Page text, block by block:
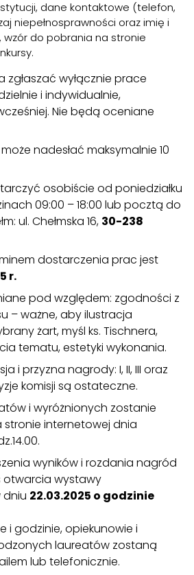
dane kontaktowe (telefon,
niepełnosprawności oraz imię i
wzór do pobrania na stronie
zgłaszać wyłącznie prace
i indywidualnie,
Nie będą oceniane
nadesłać maksymalnie 10
osobiście od poniedziałku
09:00 – 18:00 lub pocztą do
ul. Chełmska 16, 30-238
dostarczenia prac jest
r.
pod względem: zgodności z
– ważne, aby ilustracja
żart, myśl ks. Tischnera,
tematu, estetyki wykonania.
i przyzna nagrody: I, II, III oraz
komisji są ostateczne.
i wyróżnionych zostanie
internetowej dnia
wyników i rozdania nagród
wystawy
dniu 22.03.2025 o godzinie
i godzinie, opiekunowie i
laureatów zostaną
lub telefonicznie.